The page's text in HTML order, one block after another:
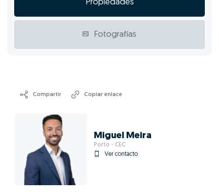
Propiedades
Fotografías
Compartir Copiar enlace
Miguel Meira
Porto - CEC
Ver contacto